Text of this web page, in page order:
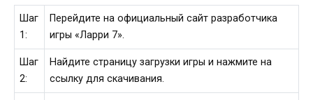
Шаг
1:
Перейдите на официальный сайт разработчика
игры «Ларри 7».
Шаг
2:
Найдите страницу загрузки игры и нажмите на
ссылку для скачивания.